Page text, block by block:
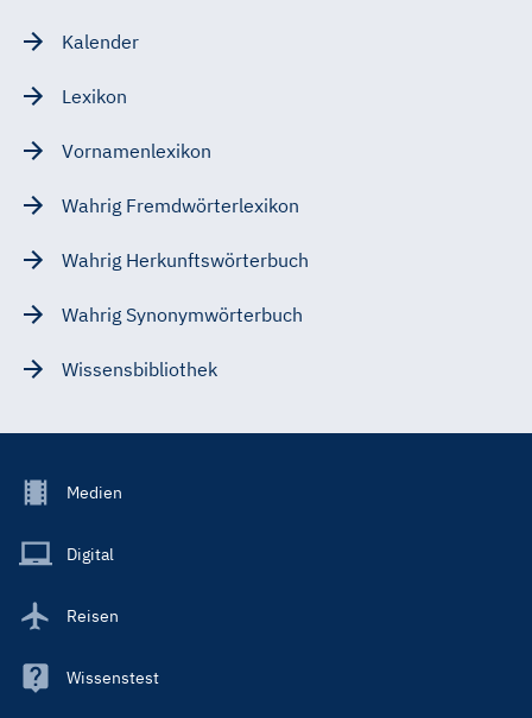
Kalender
Lexikon
Vornamenlexikon
Wahrig Fremdwörterlexikon
Wahrig Herkunftswörterbuch
Wahrig Synonymwörterbuch
Wissensbibliothek
Footer
Main
Medien
Digital
Reisen
Wissenstest